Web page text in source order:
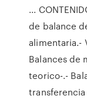
...
de balance
alimentaria.-
Balances de
teorico-.-